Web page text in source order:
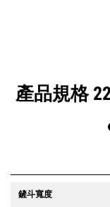
產品規格
鏟斗寬度